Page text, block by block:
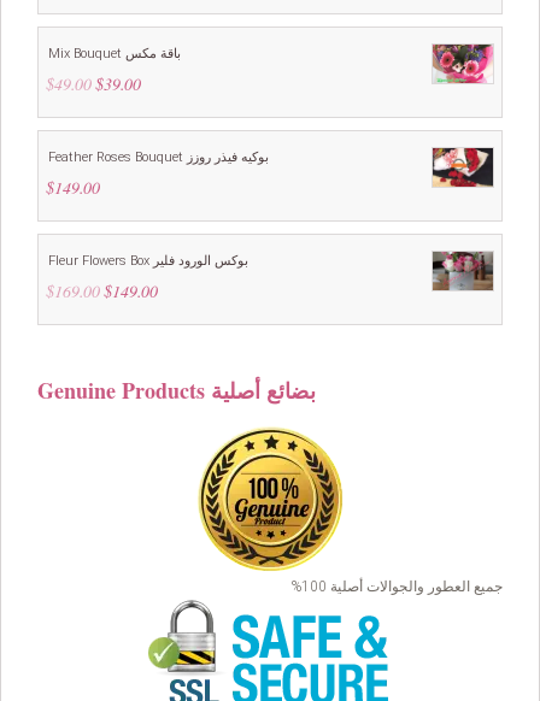
5
was:
is:
Mix Bouquet باقة مكس
$49.00 Original
was:
$39.00Current
is:
Feather Roses Bouquet بوكيه فيذر روزز
$149.00
Fleur Flowers Box بوكس الورود فلير
$169.00 Original
was:
$149.00Current
is:
Genuine Products بضائع أصلية
جميع العطور والجوالات أصلية 100%